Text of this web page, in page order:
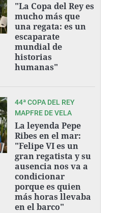
"La Copa del Rey es
mucho más que
una regata: es un
escaparate
mundial de
historias
humanas"
44ª COPA DEL REY
MAPFRE DE VELA
La leyenda Pepe
Ribes en el mar:
"Felipe VI es un
gran regatista y su
ausencia nos va a
condicionar
porque es quien
más horas llevaba
en el barco"